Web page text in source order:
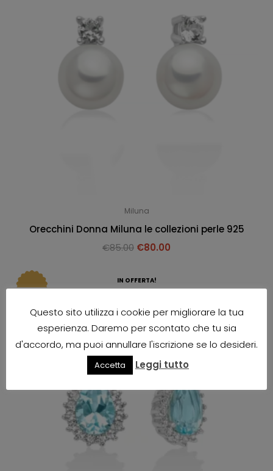
Miluna
Orecchini Donna Miluna le collezioni perle 925
€85.00 €80.00
IN OFFERTA!
Questo sito utilizza i cookie per migliorare la tua
esperienza. Daremo per scontato che tu sia
d'accordo, ma puoi annullare l'iscrizione se lo desideri.
Accetta Leggi tutto